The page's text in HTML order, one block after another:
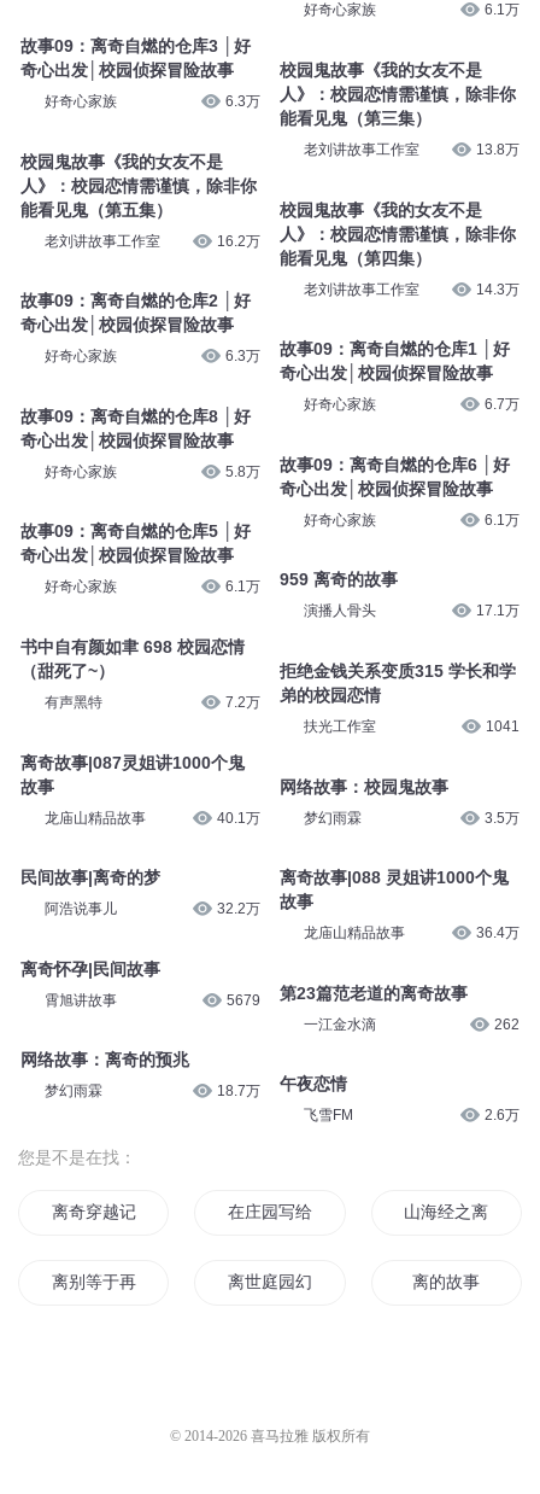
故事09：离奇自燃的仓库3 │好
奇心出发│校园侦探冒险故事
好奇心家族 6.3万
校园鬼故事《我的女友不是
人》：校园恋情需谨慎，除非你
能看见鬼（第五集）
老刘讲故事工作室 16.2万
故事09：离奇自燃的仓库2 │好
奇心出发│校园侦探冒险故事
好奇心家族 6.3万
故事09：离奇自燃的仓库8 │好
奇心出发│校园侦探冒险故事
好奇心家族 5.8万
故事09：离奇自燃的仓库5 │好
奇心出发│校园侦探冒险故事
好奇心家族 6.1万
书中自有颜如聿 698 校园恋情
（甜死了~）
有声黑特 7.2万
离奇故事|087灵姐讲1000个鬼
故事
龙庙山精品故事 40.1万
民间故事|离奇的梦
阿浩说事儿 32.2万
离奇怀孕|民间故事
霄旭讲故事 5679
网络故事：离奇的预兆
梦幻雨霖 18.7万
好奇心家族 6.1万
校园鬼故事《我的女友不是
人》：校园恋情需谨慎，除非你
能看见鬼（第三集）
老刘讲故事工作室 13.8万
校园鬼故事《我的女友不是
人》：校园恋情需谨慎，除非你
能看见鬼（第四集）
老刘讲故事工作室 14.3万
故事09：离奇自燃的仓库1 │好
奇心出发│校园侦探冒险故事
好奇心家族 6.7万
故事09：离奇自燃的仓库6 │好
奇心出发│校园侦探冒险故事
好奇心家族 6.1万
959 离奇的故事
演播人骨头 17.1万
拒绝金钱关系变质315 学长和学
弟的校园恋情
扶光工作室 1041
网络故事：校园鬼故事
梦幻雨霖 3.5万
离奇故事|088 灵姐讲1000个鬼
故事
龙庙山精品故事 36.4万
第23篇范老道的离奇故事
一江金水滴 262
午夜恋情
飞雪FM 2.6万
您是不是在找：
离奇穿越记 在庄园写给你的故事 山海经之离歌
离别等于再见 离世庭园幻想乡 离的故事
© 2014-2026 喜马拉雅 版权所有